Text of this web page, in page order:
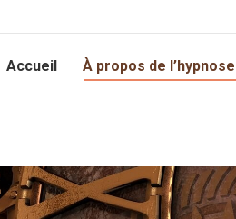
Accueil À propos de l’hypnose
Accueil À propos de l’hypnose